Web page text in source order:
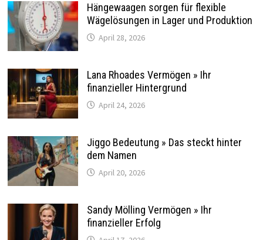
Hängewaagen sorgen für flexible
Wägelösungen in Lager und Produktion
April 28, 2026
Lana Rhoades Vermögen » Ihr
finanzieller Hintergrund
April 24, 2026
Jiggo Bedeutung » Das steckt hinter
dem Namen
April 20, 2026
Sandy Mölling Vermögen » Ihr
finanzieller Erfolg